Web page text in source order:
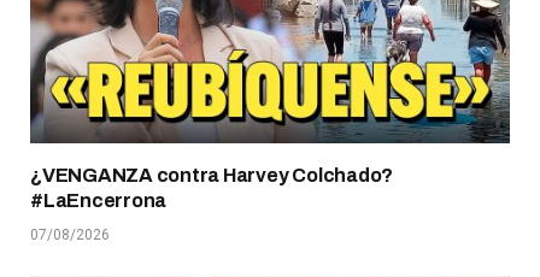
¿VENGANZA contra Harvey Colchado?
#LaEncerrona
07/08/2026